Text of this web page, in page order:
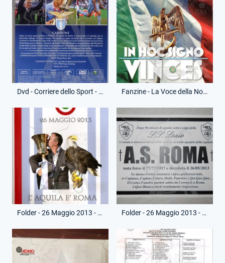
Dvd - Corriere dello Sport - Campioni - (Retro) Fanzine - La Voce della Nord - 26 Maggio 2013 - Finale - Roma-Lazio
Folder - 26 Maggio 2013 - Cartellina Fotografica - Foto Olympia Folder - 26 Maggio 2013 - Necrologio - Sconfitta Roma Finale Coppa Italia